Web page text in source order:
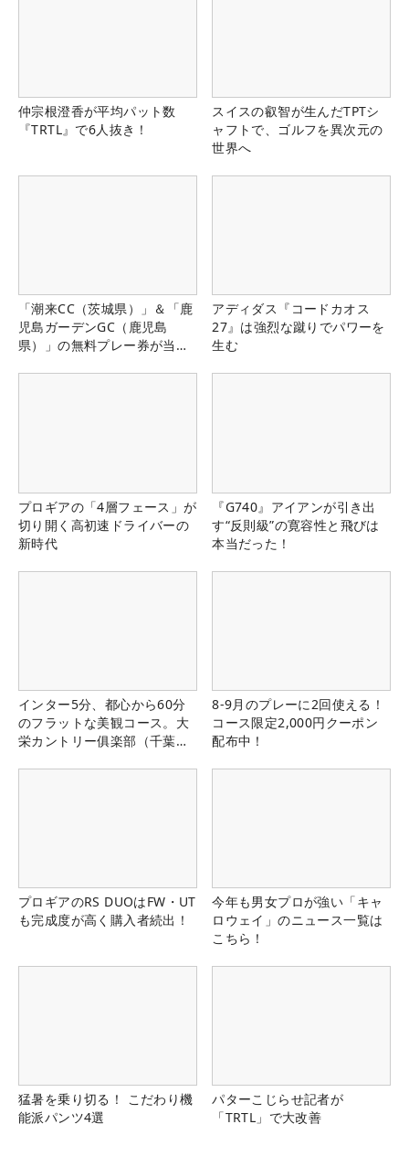
仲宗根澄香が平均パット数
『TRTL』で6人抜き！
スイスの叡智が生んだTPTシ
ャフトで、ゴルフを異次元の
世界へ
「潮来CC（茨城県）」＆「鹿
児島ガーデンGC（鹿児島
県）」の無料プレー券が当た
アディダス『コードカオス
27』は強烈な蹴りでパワーを
生む
プロギアの「4層フェース」が
切り開く高初速ドライバーの
新時代
『G740』アイアンが引き出
す“反則級”の寛容性と飛びは
本当だった！
インター5分、都心から60分
のフラットな美観コース。大
栄カントリー俱楽部（千葉
8-9月のプレーに2回使える！
コース限定2,000円クーポン
配布中！
プロギアのRS DUOはFW・UT
も完成度が高く購入者続出！
今年も男女プロが強い「キャ
ロウェイ」のニュース一覧は
こちら！
猛暑を乗り切る！ こだわり機
能派パンツ4選
パターこじらせ記者が
「TRTL」で大改善